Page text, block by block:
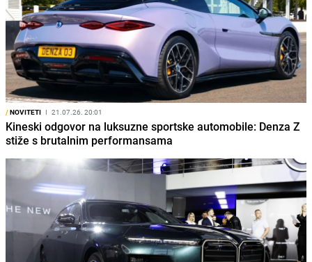
/NOVITETI I 21.07.26. 20:01
Kineski odgovor na luksuzne sportske automobile: Denza Z
stiže s brutalnim performansama